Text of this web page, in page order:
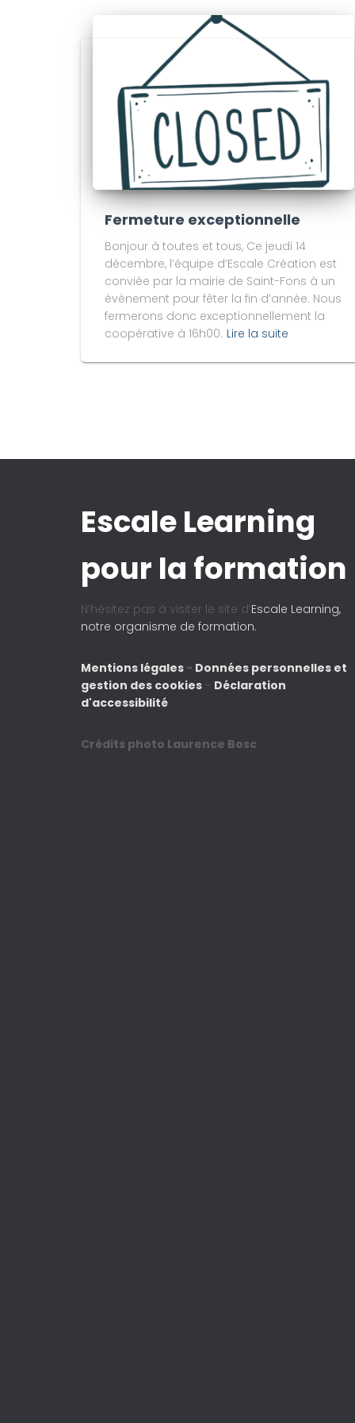
Fermeture exceptionnelle
Bonjour à toutes et tous, Ce jeudi 14
décembre, l’équipe d’Escale Création est
conviée par la mairie de Saint-Fons à un
évènement pour fêter la fin d’année. Nous
fermerons donc exceptionnellement la
coopérative à 16h00. Lire la suite
Escale Learning
pour la formation
N’hésitez pas à visiter le site d’Escale Learning,
notre organisme de formation.
Mentions légales - Données personnelles et
gestion des cookies - Déclaration
d'accessibilité
Crédits photo Laurence Bosc